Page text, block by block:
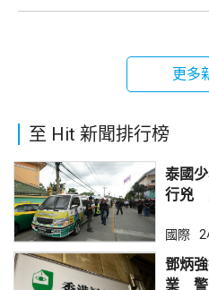
更多
至 Hit 新聞排行榜
泰國
行兇
國際 2
鄧炳
業 警